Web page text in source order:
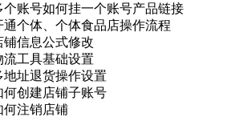
个账号如何挂一个账号产品链接
通个体、个体食品店操作流程
铺信息公式修改
流工具基础设置
地址退货操作设置
何创建店铺子账号
何注销店铺